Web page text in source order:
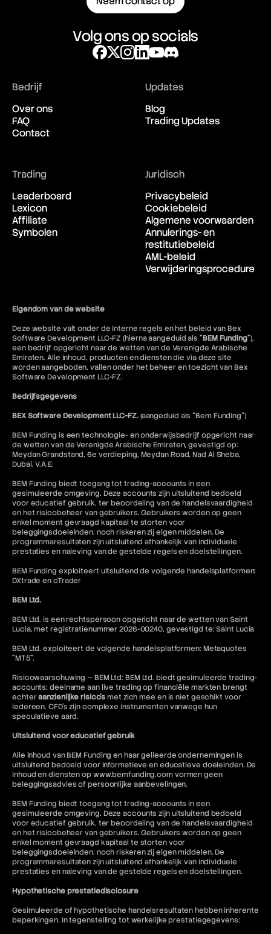
Volg ons op socials
Bedrijf
Over ons
FAQ
Contact
Updates
Blog
Trading Updates
Trading
Leaderboard
Lexicon
Affiliate
Symbolen
Juridisch
Privacybeleid
Cookiebeleid
Algemene voorwaarden
Annulerings- en
restitutiebeleid
AML-beleid
Verwijderingsprocedure
Eigendom van de website
Deze website valt onder de interne regels en het beleid van Bex
Software Development LLC-FZ (hierna aangeduid als "BEM Funding"),
een bedrijf opgericht naar de wetten van de Verenigde Arabische
Emiraten. Alle inhoud, producten en diensten die via deze site
worden aangeboden, vallen onder het beheer en toezicht van Bex
Software Development LLC-FZ.
Bedrijfsgegevens
BEX Software Development LLC-FZ.(aangeduid als "Bem Funding")
BEM Funding is een technologie- en onderwijsbedrijf opgericht naar
de wetten van de Verenigde Arabische Emiraten, gevestigd op:
Meydan Grandstand, 6e verdieping, Meydan Road, Nad Al Sheba,
Dubai, V.A.E.
BEM Funding biedt toegang tot trading-accounts in een
gesimuleerde omgeving. Deze accounts zijn uitsluitend bedoeld
voor educatief gebruik, ter beoordeling van de handelsvaardigheid
en het risicobeheer van gebruikers. Gebruikers worden op geen
enkel moment gevraagd kapitaal te storten voor
beleggingsdoeleinden, noch riskeren zij eigen middelen. De
programmaresultaten zijn uitsluitend afhankelijk van individuele
prestaties en naleving van de gestelde regels en doelstellingen.
BEM Funding exploiteert uitsluitend de volgende handelsplatformen:
DXtrade en cTrader
BEM Ltd.
BEM Ltd. is een rechtspersoon opgericht naar de wetten van Saint
Lucia, met registratienummer 2026-00240, gevestigd te: Saint Lucia
BEM Ltd. exploiteert de volgende handelsplatformen: Metaquotes
"MT5".
Risicowaarschuwing — BEM Ltd: BEM Ltd. biedt gesimuleerde trading-
accounts; deelname aan live trading op financiële markten brengt
echteraanzienlijke risico'smet zich mee en is niet geschikt voor
iedereen. CFD's zijn complexe instrumenten vanwege hun
speculatieve aard.
Uitsluitend voor educatief gebruik
Alle inhoud van BEM Funding en haar gelieerde ondernemingen is
uitsluitend bedoeld voor informatieve en educatieve doeleinden. De
inhoud en diensten op www.bemfunding.com vormen geen
beleggingsadvies of persoonlijke aanbevelingen.
BEM Funding biedt toegang tot trading-accounts in een
gesimuleerde omgeving. Deze accounts zijn uitsluitend bedoeld
voor educatief gebruik, ter beoordeling van de handelsvaardigheid
en het risicobeheer van gebruikers. Gebruikers worden op geen
enkel moment gevraagd kapitaal te storten voor
beleggingsdoeleinden, noch riskeren zij eigen middelen. De
programmaresultaten zijn uitsluitend afhankelijk van individuele
prestaties en naleving van de gestelde regels en doelstellingen.
Hypothetische prestatiedisclosure
Gesimuleerde of hypothetische handelsresultaten hebben inherente
beperkingen. In tegenstelling tot werkelijke prestatiegegevens: